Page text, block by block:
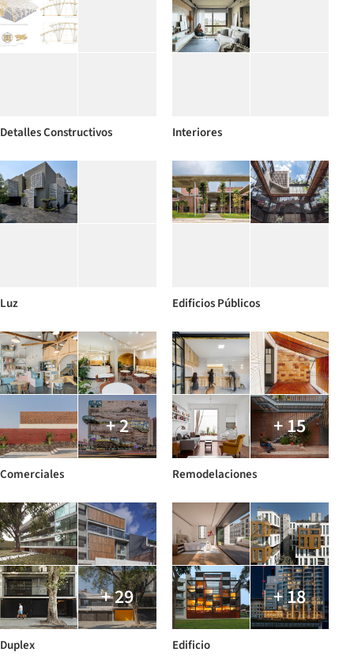
Detalles Constructivos Interiores
Luz Edificios Públicos
+ 2
Comerciales
+ 15
Remodelaciones
+ 29
Duplex
+ 18
Edificio